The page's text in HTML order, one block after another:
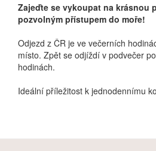
Zajeďte se vykoupat na krásnou
pozvolným přístupem do moře!
Odjezd z ČR je ve večerních
místo. Zpět se odjíždí v podvečer
hodinách.
Ideální příležitost k jednodennímu